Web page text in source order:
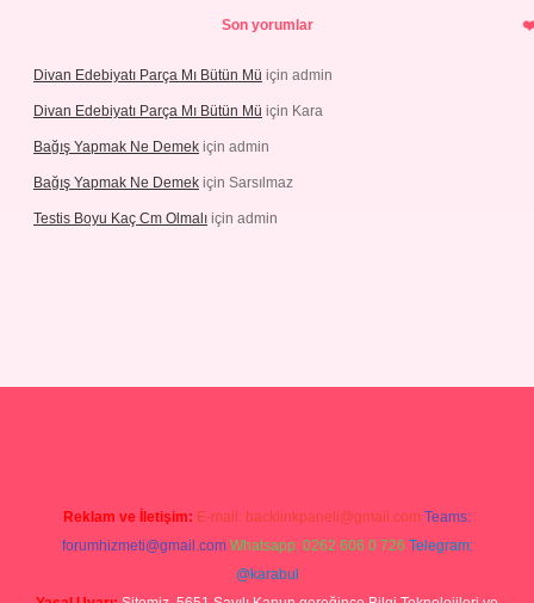
Son yorumlar
Divan Edebiyatı Parça Mı Bütün Mü için admin
Divan Edebiyatı Parça Mı Bütün Mü için Kara
Bağış Yapmak Ne Demek için admin
Bağış Yapmak Ne Demek için Sarsılmaz
Testis Boyu Kaç Cm Olmalı için admin
Reklam ve İletişim: E-mail: backlinkpaneli@gmail.com Teams:
forumhizmeti@gmail.com Whatsapp: 0262 606 0 726 Telegram:
@karabul